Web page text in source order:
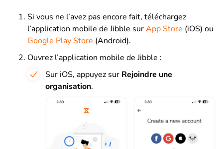
Si vous ne l’avez pas encore fait, téléchargez
l’application mobile de Jibble surApp Store (iOS) ou
Google Play Store (Android).
Ouvrez l’application mobile de Jibble :
Sur iOS, appuyez sur Rejoindre une
organisation.